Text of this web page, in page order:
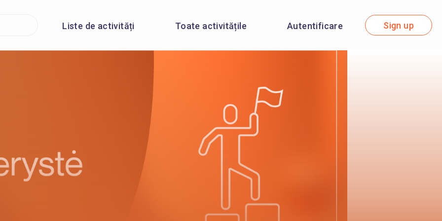
Liste de activități Toate activitățile Autentificare Sign up